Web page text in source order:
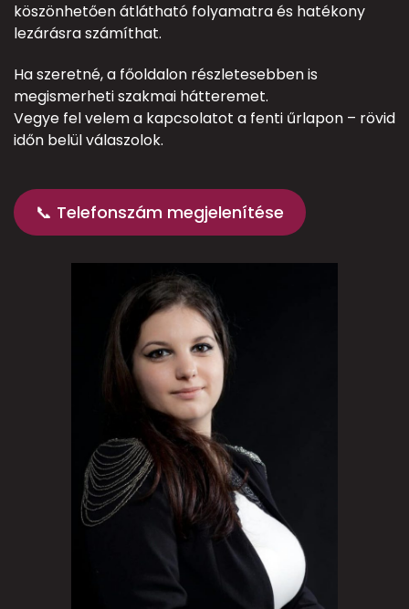
köszönhetően átlátható folyamatra és hatékony
lezárásra számíthat.
Ha szeretné, a főoldalon részletesebben is
megismerheti szakmai hátteremet.
Vegye fel velem a kapcsolatot a fenti űrlapon – rövid
időn belül válaszolok.
📞 Telefonszám megjelenítése